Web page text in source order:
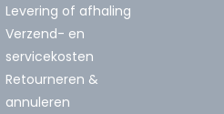
Levering of afhaling
Verzend- en
servicekosten
Retourneren &
annuleren